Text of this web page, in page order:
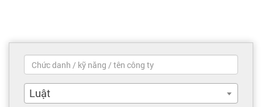
Việc làm mới nhất
Luật